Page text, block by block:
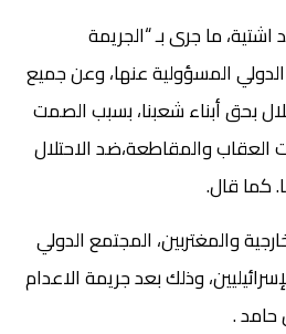
ما جرى بـ “الجريمة
المسؤولية عنها، وعن جميع
بحق أبناء شعبنا، بسبب الصمت
العقاب والمقاطعة،ضد الاحتلال
كما قال.
والمغتربين، المجتمع الدولي
وذلك بعد جريمة الاعدام
حامد .